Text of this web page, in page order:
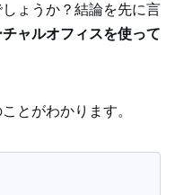
ょうか？結論を先に言
ャルオフィスを使って
とがわかります。